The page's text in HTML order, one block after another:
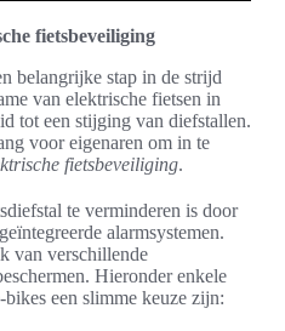
fietsbeveiliging
belangrijke stap in de strijd
van elektrische fietsen in
tot een stijging van diefstallen.
voor eigenaren om in te
fietsbeveiliging.
te verminderen is door
alarmsystemen.
van verschillende
Hieronder enkele
een slimme keuze zijn: